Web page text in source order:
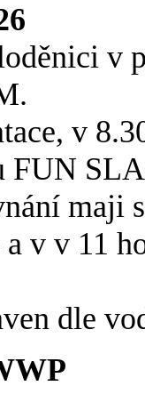
v
v
FUN
maji
v v 11
dle